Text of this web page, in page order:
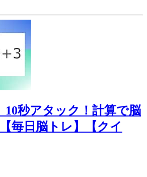
10秒アタック！計算で脳
毎日脳トレ】【クイ